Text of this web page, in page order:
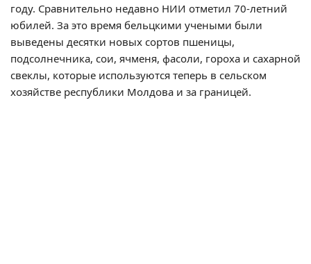
году. Сравнительно недавно НИИ отметил 70-летний
юбилей. За это время бельцкими учеными были
выведены десятки новых сортов пшеницы,
подсолнечника, сои, ячменя, фасоли, гороха и сахарной
свеклы, которые используются теперь в сельском
хозяйстве республики Молдова и за границей.